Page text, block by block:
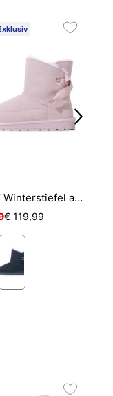
CARLY Winterstiefel aus Wildleder
€ 119,99